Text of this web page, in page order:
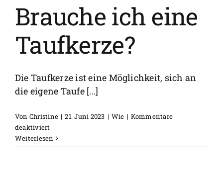
Brauche ich eine
Taufkerze?
Die Taufkerze ist eine Möglichkeit, sich an
die eigene Taufe [...]
Von Christine | 21. Juni 2023 | Wie | Kommentare
deaktiviert
Brauche
Weiterlesen